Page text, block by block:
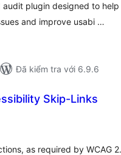
plugin designed to help
and improve usabi …
Đã kiểm tra với 6.9.6
Skip-Links
as required by WCAG